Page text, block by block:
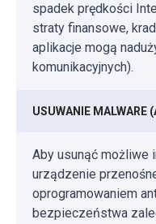
spadek prędkości
straty finansowe,
aplikacje mogą
komunikacyjnych).
USUWANIE MALWARE
Aby usunąć możliwe
urządzenie
oprogramowaniem
bezpieczeństwa